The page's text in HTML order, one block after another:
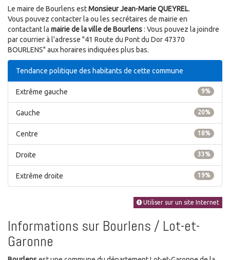
Le maire de Bourlens estMonsieur Jean-Marie QUEYREL.
Vous pouvez contacter la ou les secrétaires de mairie en
contactant la mairie de la ville de Bourlens: Vous pouvez la joindre
par courrier à l'adresse "41 Route du Pont du Dor 47370
BOURLENS" aux horaires indiquées plus bas.
Tendance politique des habitants de cette commune
9%
Extrême gauche
20%
Gauche
18%
Centre
33%
Droite
19%
Extrême droite
Utiliser sur un site Internet
Informations sur Bourlens / Lot-et-
Garonne